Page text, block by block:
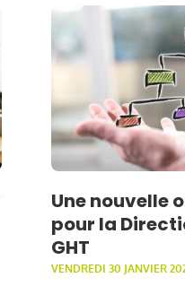
Une nouvelle
pour la
GHT
VENDREDI 30 JANVIER